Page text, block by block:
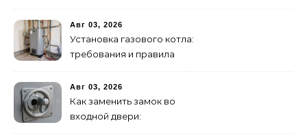
инструкция
Авг 03, 2026
Установка газового котла:
требования и правила
Авг 03, 2026
Как заменить замок во
входной двери: